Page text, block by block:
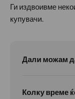
Ги издвоивме
купувачи.
Дали можам
Колку време